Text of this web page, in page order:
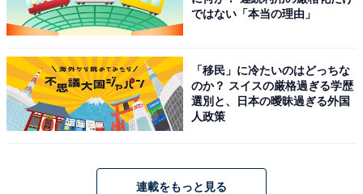
こちらもおすすめ
抑えた1位は？
ではない「本当の理由」
「移民」に冷たいのはどっちな
のか？ スイスの厳格過ぎる学歴
選別と、日本の曖昧過ぎる外国
人政策
連載をもっと見る